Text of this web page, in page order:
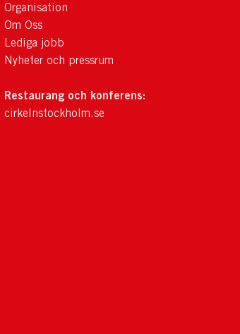
Organisation
Om Oss
Lediga jobb
Nyheter och pressrum
Restaurang och konferens:
cirkelnstockholm.se